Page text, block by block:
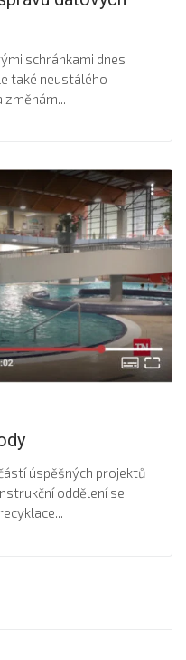
schránkami dnes
také neustálého
úspěšných projektů
oddělení se